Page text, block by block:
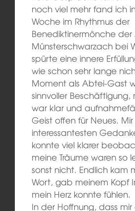
noch viel mehr fand ich
Woche im Rhythmus der
Benediktinermönche
Münsterschwarzach bei
spürte eine innere
wie schon sehr lange
Moment als Abtei-Gast
sinnvoller Beschäftigung,
war klar und
Geist offen für Neues.
interessantesten
konnte viel klarer
meine Träume waren so
sonst nicht. Endlich kam
Wort, gab meinem Kopf
mein Herz konnte fühlen.
In der Hoffnung, dass